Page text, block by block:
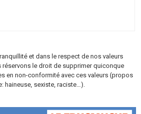
et dans le respect de nos valeurs
réservons le droit de supprimer quiconque
en non-conformité avec ces valeurs (propos
haineuse, sexiste, raciste…).